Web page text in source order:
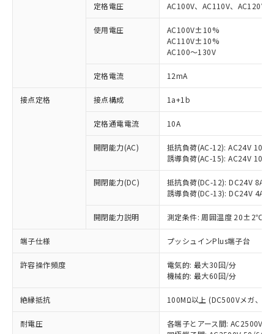
定格電圧 AC100V、AC110V、AC120V
使用電圧
AC100V±10%
AC110V±10%
AC100～130V
定格電流 12mA
接点定格 接点構成 1a+1b
定格通電電流 10A
開閉能力(AC)
抵抗負荷(AC-12): AC24V 10A/
誘導負荷(AC-15): AC24V
開閉能力(DC)
抵抗負荷(DC-12): DC24V 8A/
誘導負荷(DC-13): DC24V 4A/
開閉能力説明 測定条件: 周囲温度 20±2℃、
端子仕様 プッシュインPlus端子台
許容操作頻度
電気的: 最大30回/分
機械的: 最大60回/分
絶縁抵抗 100MΩ以上 (DC500Vメガ、点
耐電圧
各端子とアース間: AC2500V
ご利用条件
以下の条件をお読みいただき、同意のうえ
本サービスは、当社制御機器事業取扱
商品の当社在庫状況および標準価格
(税抜)を提供させていただくもので
当社制御機器事業取扱商品の中には、
本サービスの対象外となる商品もある
ことをご了承ください。
※1 対応状況
対応済み：EU RoHS指令（10物質）の
非含有に対応した製品が提供可能な商品で
対応予定：EU RoHS指令（10物質）の非含
有に対応した製品に切り替える予定のある
対応予定なし：EU RoHS指令（10物質）の
非含有に非対応の商品で、対応品を出す予
調査・確認中：EU RoHS指令（10物質）の
非含有の対応状況を調査中または確認中の
商品です。
非該当品：ライセンス料など無形物で、有
害物質有無と関係のない商品です。
仕入先様の事情により、非含有部品として
いたものが、含有品と判明した場合などや
「○」：最大均質材料含有率が中国RoHSの
「×」：最大均質材料含有率が中国RoHSの
基準値を超えていることを示します。
当社は、これら貴社製品のうち、外国